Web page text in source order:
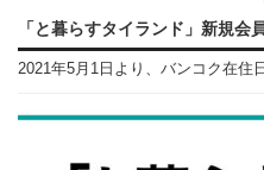
「と暮らすタイランド」新規会
2021年5月1日より、バンコク在住